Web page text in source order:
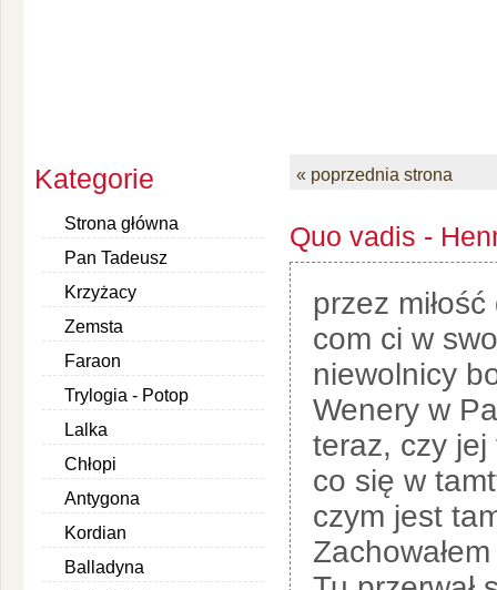
Kategorie
Strona główna
Pan Tadeusz
Krzyżacy
Zemsta
Faraon
Trylogia - Potop
Lalka
Chłopi
Antygona
Kordian
Balladyna
« poprzednia strona
Quo vadis -
przez
com ci w
niewolnicy
Wenery w
teraz, czy jej
co się w
czym jest